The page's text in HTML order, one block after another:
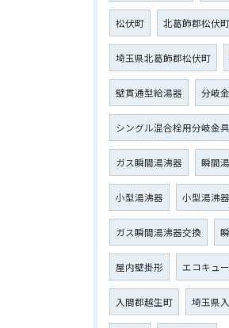
松伏町 北葛飾郡松伏町
埼玉県北葛飾郡松伏町
壁貫通型給湯器 分岐
シングル混合栓用分岐金具
ガス瞬間湯沸器 瞬間
小型湯沸器 小型湯沸
ガス瞬間湯沸器交換
屋内壁掛形 エコキュ
入間郡越生町 埼玉県